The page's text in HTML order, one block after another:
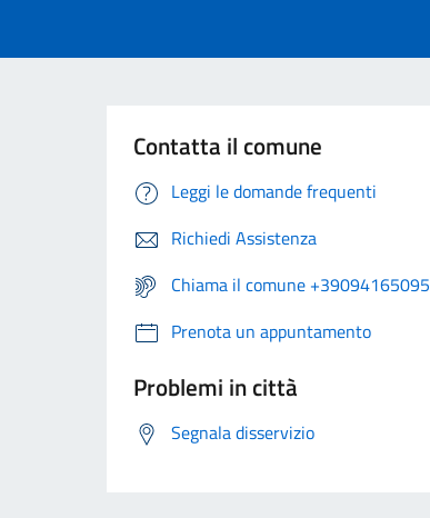
Contatta il comune
Leggi le domande frequenti
Richiedi Assistenza
Chiama il comune +39094165095
Prenota un appuntamento
Problemi in città
Segnala disservizio